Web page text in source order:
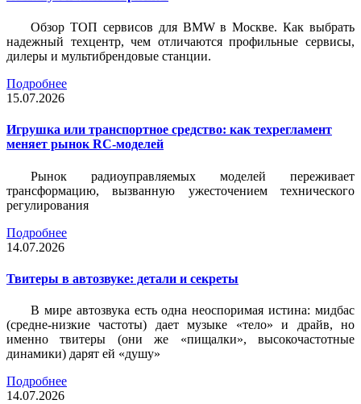
Обзор ТОП сервисов для BMW в Москве. Как выбрать
надежный техцентр, чем отличаются профильные сервисы,
дилеры и мультибрендовые станции.
Подробнее
15.07.2026
Игрушка или транспортное средство: как техрегламент
меняет рынок RC-моделей
Рынок радиоуправляемых моделей переживает
трансформацию, вызванную ужесточением технического
регулирования
Подробнее
14.07.2026
Твитеры в автозвуке: детали и секреты
В мире автозвука есть одна неоспоримая истина: мидбас
(средне-низкие частоты) дает музыке «тело» и драйв, но
именно твитеры (они же «пищалки», высокочастотные
динамики) дарят ей «душу»
Подробнее
14.07.2026